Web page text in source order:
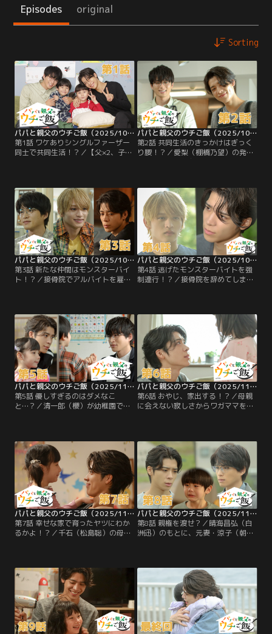
Episodes original
Sorting
パパと親父のウチご飯（2025/10/04放送分）第01話
第1話 ワケありシングルファーザー
同士で共同生活！？／【父×2、子
もたちがご飯を食べないことに悩む
千石と晴海は、壇ゆかり（蓮佛美沙
子）がやっている料理教室に通い始
める。さっそくカレーを作り、幼稚
園へ迎えに行くが愛梨が友だちを叩
いてしまったと知り…！？
パパと親父のウチご飯（2025/10/11放送分）第02話
第2話 共同生活のきっかけはぎっく
り腰！？／愛梨（棚橋乃望）の発案
で、幼稚園のお友だちを招き、家で
れた千石（松島聡）と晴海（白洲
迅）は、愛梨、清一郎（櫻）ととも
に、子どもと一緒に作るミニピザに
チャレンジする！そして迎えた当
日、急遽…。
パパと親父のウチご飯（2025/10/18放送分）第03話
第3話 新たな仲間はモンスターバイ
ト！？／接骨院でアルバイトを雇う
た雰囲気に不安を感じながらも雇い
始める千石だったが、ある日ついに
堪忍袋の緒が切れてしまい…！？
「自分には人を雇って育てるのは無
理」-- そう話す千石に、晴海（白洲
迅）は何か言いたげで…。
パパと親父のウチご飯（2025/10/25放送分）第04話
第4話 逃げたモンスターバイトを強
制連行！？／接骨院を辞めてしまっ
かり（蓮佛美沙子）のカフェの近く
で、樹里（柳ゆり菜）という女性と
揉めている阿久津を見かける。見か
ねた千石は、阿久津を自宅に連れ帰
り、夕飯を振る舞う。
パパと親父のウチご飯（2025/11/01放送分）第05話
第5話 優しすぎるのはダメなこ
と…？／清一郎（櫻）が幼稚園で熱
清一郎は「絶対に行く」と駄々をこ
ねる。子どもたちが寝たあと、晴海
は千石（松島聡）に「清一郎が僕と
暮らすようになってワガママになっ
た気がする」と打ち明ける。
パパと親父のウチご飯（2025/11/08放送分）第06話
第6話 おやじ、家出する！？／母親
に会えない寂しさからワガママを言
ぶりにバイクのツーリングで山へ向
かう。しかし、山中でうっかり眠っ
てしまった千石は、目が覚めると、
スマホの充電は切れ、バイクもガス
欠に…。
パパと親父のウチご飯（2025/11/15放送分）第07話
第7話 幸せな家で育ったヤツにわか
るかよ！？／千石（松島聡）の母・
った」と話す美智子から連絡先をも
らい千石に渡そうとするが、母親ら
しいことを何もしてもらった覚えが
ない千石は、「お前みたいな幸せな
家庭で育ったやつにわかるかよ」と
激しく拒絶！
パパと親父のウチご飯（2025/11/22放送分）第08話
第8話 親権を渡せ？／晴海昌弘（白
洲迅）のもとに、元妻・涼子（朝倉
島聡）は涼子の勝手な言い分に激怒
する。そんな中、子どもたちが描い
た画の展覧会が開かれる。するとそ
こには、涼子と再婚相手である保岡
の姿が…。